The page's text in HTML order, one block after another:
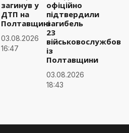
загинув у
ДТП на
Полтавщині
03.08.2026
16:47
офіційно
підтвердили
загибель
23
із
Полтавщини
03.08.2026
18:43